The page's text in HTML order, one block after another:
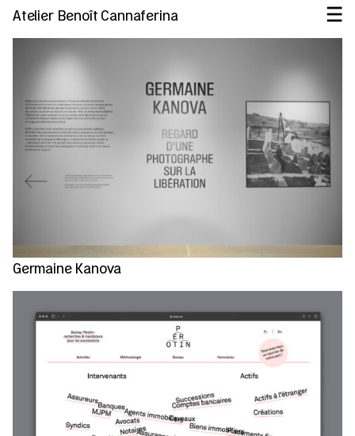
Atelier Benoît Cannaferina
Germaine Kanova